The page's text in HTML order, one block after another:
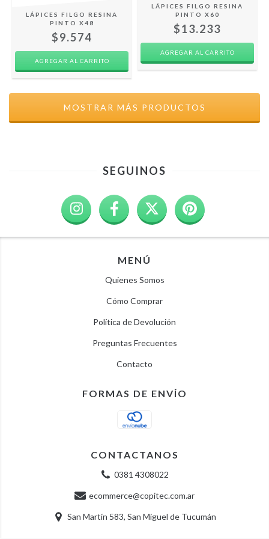
LÁPICES FILGO RESINA
PINTO X48
$9.574
LÁPICES FILGO RESINA
PINTO X60
$13.233
MOSTRAR MÁS PRODUCTOS
SEGUINOS
MENÚ
Quienes Somos
Cómo Comprar
Política de Devolución
Preguntas Frecuentes
Contacto
FORMAS DE ENVÍO
CONTACTANOS
0381 4308022
ecommerce@copitec.com.ar
San Martín 583, San Miguel de Tucumán